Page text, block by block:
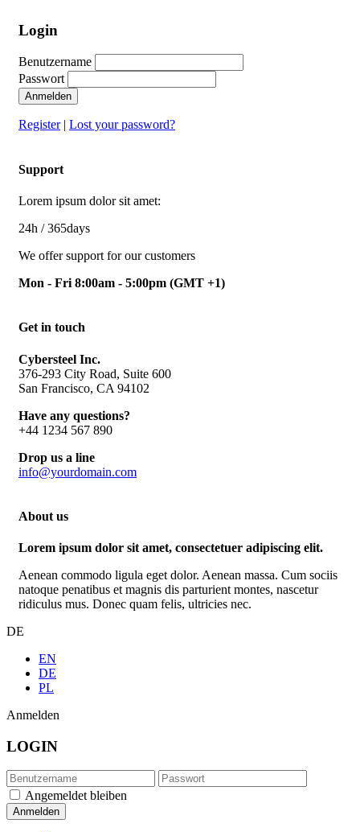
Login
Benutzername
Passwort
Anmelden
Register| Lost your password?
Support
Lorem ipsum dolor sit amet:
24h / 365days
We offer support for our customers
Mon - Fri 8:00am - 5:00pm (GMT +1)
Get in touch
Cybersteel Inc.
376-293 City Road, Suite 600
San Francisco, CA 94102
Have any questions?
+44 1234 567 890
Drop us a line
info@yourdomain.com
About us
Lorem ipsum dolor sit amet, consectetuer adipiscing elit.
Aenean commodo ligula eget dolor. Aenean massa. Cum sociis
natoque penatibus et magnis dis parturient montes, nascetur
ridiculus mus. Donec quam felis, ultricies nec.
DE
EN
DE
PL
Anmelden
LOGIN
Angemeldet bleiben